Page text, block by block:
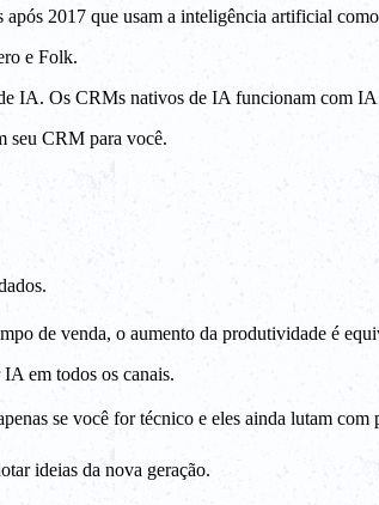
2017 que usam a inteligência artificial
e Folk.
IA. Os CRMs nativos de IA funcionam com
seu CRM para você.
de venda, o aumento da produtividade é
em todos os canais.
se você for técnico e eles ainda lutam
ideias da nova geração.